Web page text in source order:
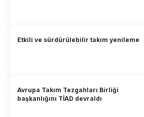
Etkili ve sürdürülebilir takım yenileme
Avrupa Takım Tezgahları Birliği
başkanlığını TİAD devraldı